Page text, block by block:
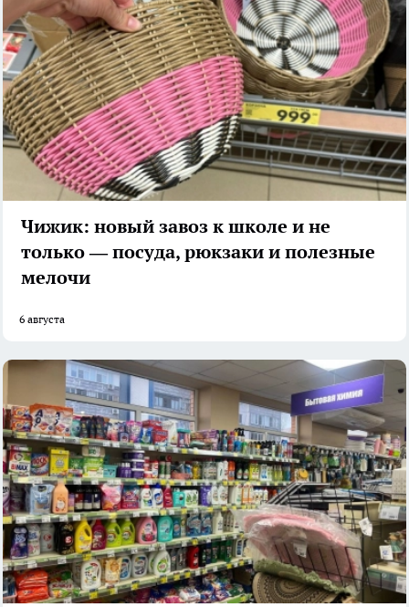
Чижик: новый завоз к школе и не
только — посуда, рюкзаки и полезные
мелочи
6 августа